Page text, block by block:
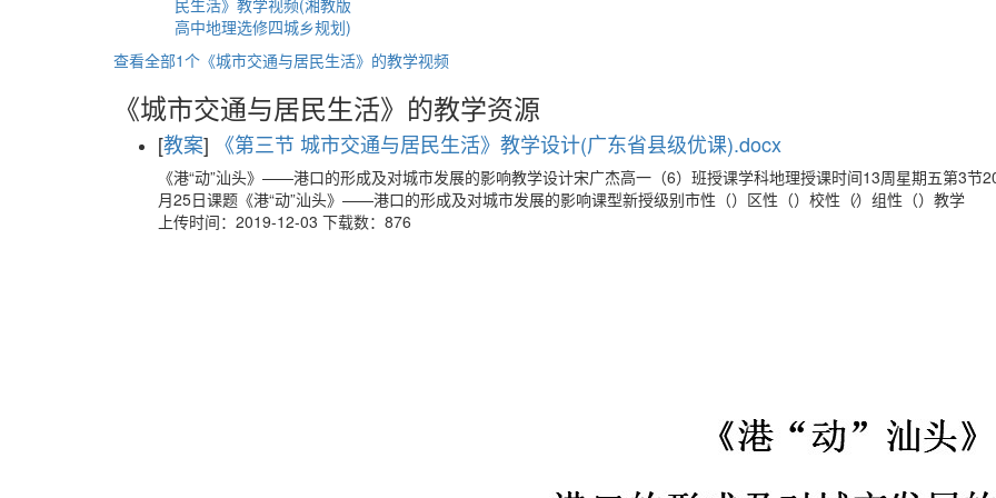
民生活》教学视频(湘教版
高中地理选修四城乡规划)
查看全部1个《城市交通与居民生活》的教学视频
《城市交通与居民生活》的教学资源
[教案] 《第三节 城市交通与居民生活》教学设计(广东省县级优课).docx
《港“动”汕头》——港口的形成及对城市发展的影响教学设计宋广杰高一（6）班授课学科地理授课时间13周星期五第3节
月25日课题《港“动”汕头》——港口的形成及对城市发展的影响课型新授级别市性（）区性（）校性（∕）组性（）教学
上传时间：2019-12-03 下载数：876